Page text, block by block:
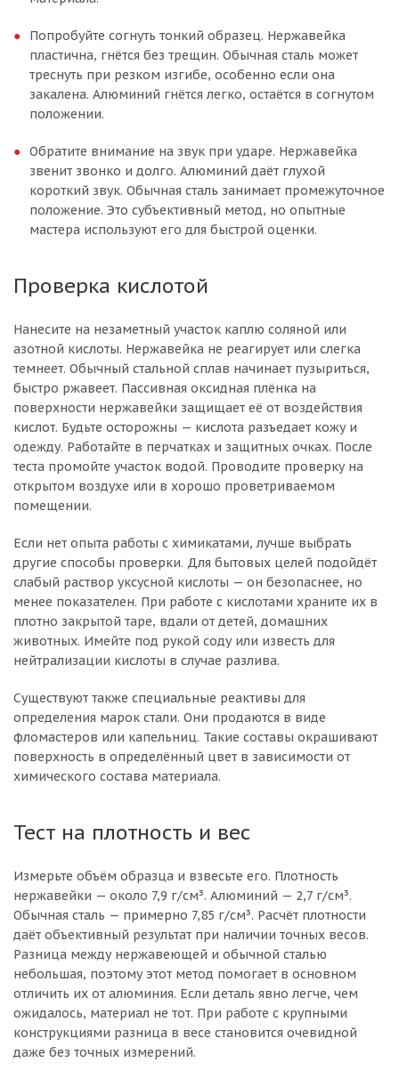
Попробуйте согнуть тонкий образец. Нержавейка
пластична, гнётся без трещин. Обычная сталь может
треснуть при резком изгибе, особенно если она
закалена. Алюминий гнётся легко, остаётся в согнутом
положении.
Обратите внимание на звук при ударе. Нержавейка
звенит звонко и долго. Алюминий даёт глухой
короткий звук. Обычная сталь занимает промежуточное
положение. Это субъективный метод, но опытные
мастера используют его для быстрой оценки.
Проверка кислотой
Нанесите на незаметный участок каплю соляной или
азотной кислоты. Нержавейка не реагирует или слегка
темнеет. Обычный стальной сплав начинает пузыриться,
быстро ржавеет. Пассивная оксидная плёнка на
поверхности нержавейки защищает её от воздействия
кислот. Будьте осторожны — кислота разъедает кожу и
одежду. Работайте в перчатках и защитных очках. После
теста промойте участок водой. Проводите проверку на
открытом воздухе или в хорошо проветриваемом
помещении.
Если нет опыта работы с химикатами, лучше выбрать
другие способы проверки. Для бытовых целей подойдёт
слабый раствор уксусной кислоты — он безопаснее, но
менее показателен. При работе с кислотами храните их в
плотно закрытой таре, вдали от детей, домашних
животных. Имейте под рукой соду или известь для
нейтрализации кислоты в случае разлива.
Существуют также специальные реактивы для
определения марок стали. Они продаются в виде
фломастеров или капельниц. Такие составы окрашивают
поверхность в определённый цвет в зависимости от
химического состава материала.
Тест на плотность и вес
Измерьте объём образца и взвесьте его. Плотность
нержавейки — около 7,9 г/см³. Алюминий — 2,7 г/см³.
Обычная сталь — примерно 7,85 г/см³. Расчёт плотности
даёт объективный результат при наличии точных весов.
Разница между нержавеющей и обычной сталью
небольшая, поэтому этот метод помогает в основном
отличить их от алюминия. Если деталь явно легче, чем
ожидалось, материал не тот. При работе с крупными
конструкциями разница в весе становится очевидной
даже без точных измерений.